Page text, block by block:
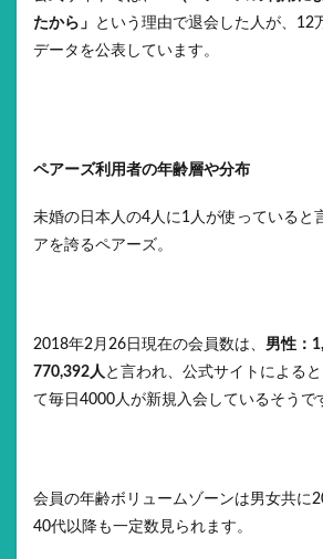
たから」
という理由で退会した人が、12
データを公表しています。
ペアーズ利用者の年齢層や分布
未婚の日本人の4人に1人が使っていると
アを誇るペアーズ。
2018年2月26日現在の会員数は、 男性：
770,392人 と言われ、公式サイトによる
て毎日4000人が新規入会しているそうで
会員の年齢ボリュームゾーンは男女共に
40代以降も一定数見られます。